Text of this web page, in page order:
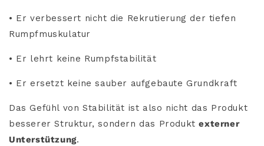
• Er verbessert nicht die Rekrutierung der tiefen
Rumpfmuskulatur
• Er lehrt keine Rumpfstabilität
• Er ersetzt keine sauber aufgebaute Grundkraft
Das Gefühl von Stabilität ist also nicht das Produkt
besserer Struktur, sondern das Produktexterner
Unterstützung.